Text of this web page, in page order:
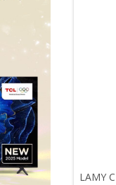
LAMY